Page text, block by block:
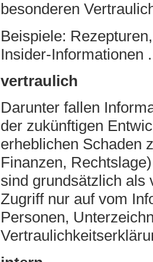
besonderen
Beispiele:
Insider-Informationen
vertraulich
Darunter fallen
der zukünftigen
erheblichen Schaden
Finanzen,
sind grundsätzlich als
Zugriff nur auf vom
Personen,